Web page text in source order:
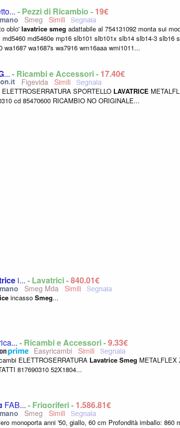
- Pezzi di Ricambio - 19€
Smeg
oblo' lavatrice smeg adattabile al 754131092 monta sui
md5460 md5460e mp16 slb101 slb101x slb14 slb14-3 slb16
wa1687 wa1687s wa7916 wm16aaa wmi1011...
... - Ricambi e Accessori - 17,40€
Figevida
ELETTROSERRATURA SPORTELLO LAVATRICE
cd 85470600 RICAMBIO NO ORIGINALE...
i... - Lavatrici -840,01€
Smeg Mda
incasso Smeg...
- Ricambi e Accessori -9,33€
Easyricambi
ELETTROSERRATURA Lavatrice Smeg METALFLEX
817690310 52X1804...
FAB... - Frigoriferi - 1.586,81€
Smeg
monoporta anni '50, giallo, 60 cm Profondità imballo: 860